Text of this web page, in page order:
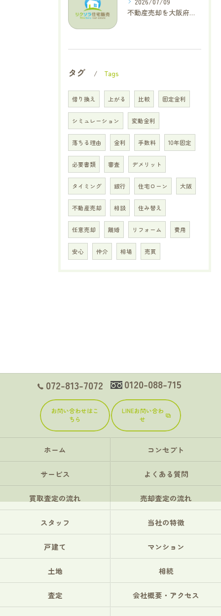
不動産売却を大阪府交野市で成功に導く三大タブー回避と高価格査定の極意
タグ Tags
借り換え 上がる 比較 固定金利
シミュレーション 変動金利
落ちる理由 金利 手数料 10年固定
必要書類 審査 デメリット
タイミング 銀行 住宅ローン 大阪
不動産売却 相談 住み替え
任意売却 離婚 リフォーム 費用
安心 仲介 相場 売買
072-813-7072 0120-088-715
お問い合わせはこ
ちら
LINEお問い合わ
せ
ホーム コンセプト
サービス よくある質問
買取査定の流れ 売却査定の流れ
スタッフ 当社の特徴
戸建て マンション
土地 相続
査定 会社概要・アクセス